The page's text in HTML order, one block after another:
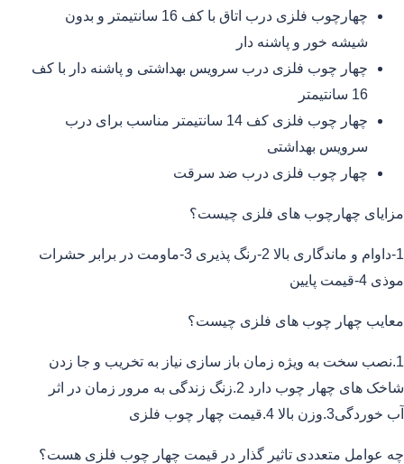
چهارچوب فلزی درب اتاق با کف 16 سانتیمتر و بدون
شیشه خور و پاشنه دار
چهار چوب فلزی درب سرویس بهداشتی و پاشنه دار با کف
16 سانتیمتر
چهار چوب فلزی کف 14 سانتیمتر مناسب برای درب
سرویس بهداشتی
چهار چوب فلزی درب ضد سرقت
مزایای چهارچوب های فلزی چیست؟
1-داوام و ماندگاری بالا 2-رنگ پذیری 3-ماومت در برابر حشرات
موذی 4-قیمت پایین
معایب چهار چوب های فلزی چیست؟
1.نصب سخت به ویژه زمان باز سازی نیاز به تخریب و جا زدن
شاخک های چهار چوب دارد 2.زنگ زندگی به مرور زمان در اثر
آب خوردگی3.وزن بالا 4.قیمت چهار چوب فلزی
چه عوامل متعددی تاثیر گذار در قیمت چهار چوب فلزی هست؟